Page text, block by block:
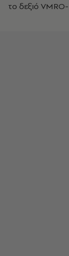
το δεξιό